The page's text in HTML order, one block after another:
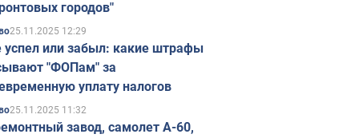
городов"
25.11.2025 12:29
успел или забыл: какие штрафы
"ФОПам" за
уплату налогов
25.11.2025 11:32
завод, самолет А-60,